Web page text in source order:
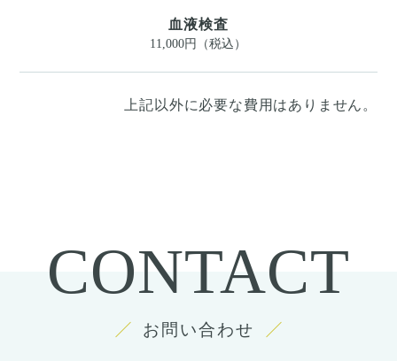
血液検査
11,000円（税込）
上記以外に必要な費用はありません。
CONTACT
お問い合わせ